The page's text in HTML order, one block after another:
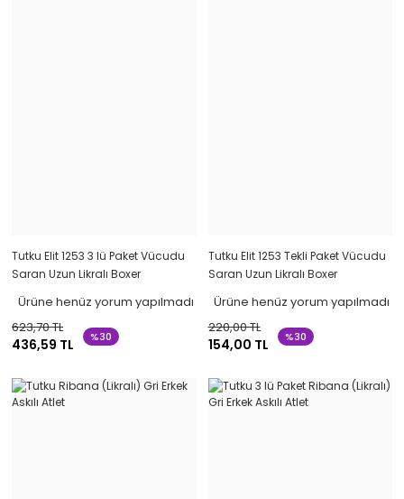
Tutku Elit 1253 3 lü Paket Vücudu
Saran Uzun Likralı Boxer
Ürüne henüz yorum yapılmadı
623,70 TL
436,59 TL %30
Tutku Elit 1253 Tekli Paket Vücudu
Saran Uzun Likralı Boxer
Ürüne henüz yorum yapılmadı
220,00 TL
154,00 TL %30